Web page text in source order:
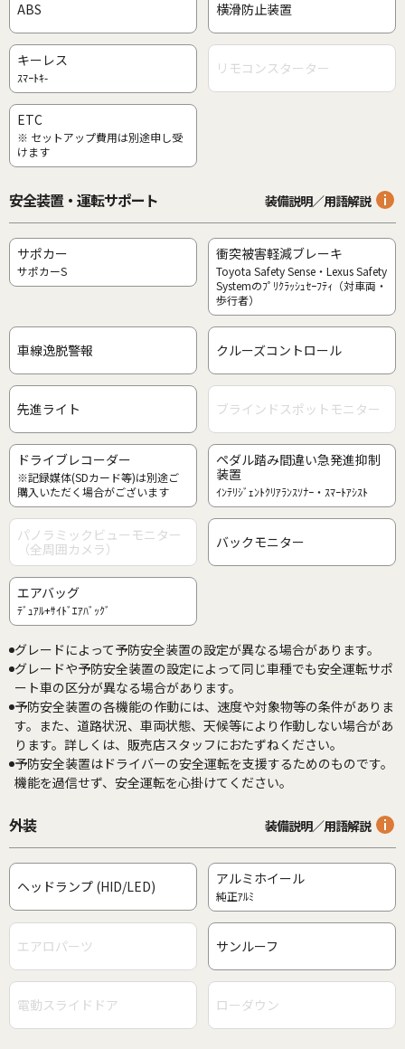
ABS 横滑防止装置
キーレス
ｽﾏｰﾄｷ- リモコンスターター
ETC
※ セットアップ費用は別途申し受
けます
安全装置・運転サポート 装備説明／用語解説
サポカー
サポカーS
衝突被害軽減ブレーキ
Toyota Safety Sense・Lexus Safety
Systemのﾌﾟﾘｸﾗｯｼｭｾｰﾌﾃｨ（対車両・
歩行者）
車線逸脱警報 クルーズコントロール
先進ライト ブラインドスポットモニター
ドライブレコーダー
※記録媒体(SDカード等)は別途ご
購入いただく場合がございます
ペダル踏み間違い急発進抑制
装置
ｲﾝﾃﾘｼﾞｪﾝﾄｸﾘｱﾗﾝｽｿﾅｰ・ｽﾏｰﾄｱｼｽﾄ
パノラミックビューモニター
（全周囲カメラ）
バックモニター
エアバッグ
ﾃﾞｭｱﾙ+ｻｲﾄﾞｴｱﾊﾞｯｸﾞ
グレードによって予防安全装置の設定が異なる場合があります。
グレードや予防安全装置の設定によって同じ車種でも安全運転サポ
ート車の区分が異なる場合があります。
予防安全装置の各機能の作動には、速度や対象物等の条件がありま
す。また、道路状況、車両状態、天候等により作動しない場合があ
ります。詳しくは、販売店スタッフにおたずねください。
予防安全装置はドライバーの安全運転を支援するためのものです。
機能を過信せず、安全運転を心掛けてください。
外装 装備説明／用語解説
ヘッドランプ (HID/LED) アルミホイール
純正ｱﾙﾐ
エアロパーツ サンルーフ
電動スライドドア ローダウン